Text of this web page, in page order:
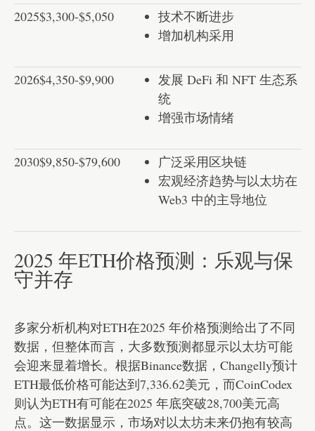
2025$3,300-$5,050
技术不断进步
增加机构采用
2026$4,350-$9,900
发展 DeFi 和 NFT 生态系
统
增强市场情绪
2030$9,850-$79,600
广泛采用区块链
宏观经济趋势与以太坊在
Web3 中的主导地位
2025 年ETH价格预测：乐观与保
守并存
多家分析机构对ETH在2025 年价格预测给出了不同
数据，但整体而言，大多数预测都显示以太坊可能
会迎来显着增长。根据Binance数据，Changelly预计
ETH最低价格可能达到7,336.62美元，而CoinCodex
则认为ETH有可能在2025 年底突破28,700美元高
点。这一数据显示，市场对以太坊未来仍抱有较高